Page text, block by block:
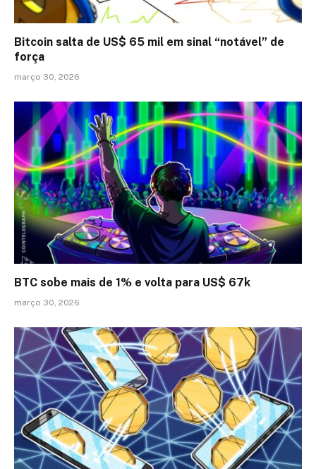
Bitcoin salta de US$ 65 mil em sinal “notável” de
força
março 30, 2026
BTC sobe mais de 1% e volta para US$ 67k
março 30, 2026